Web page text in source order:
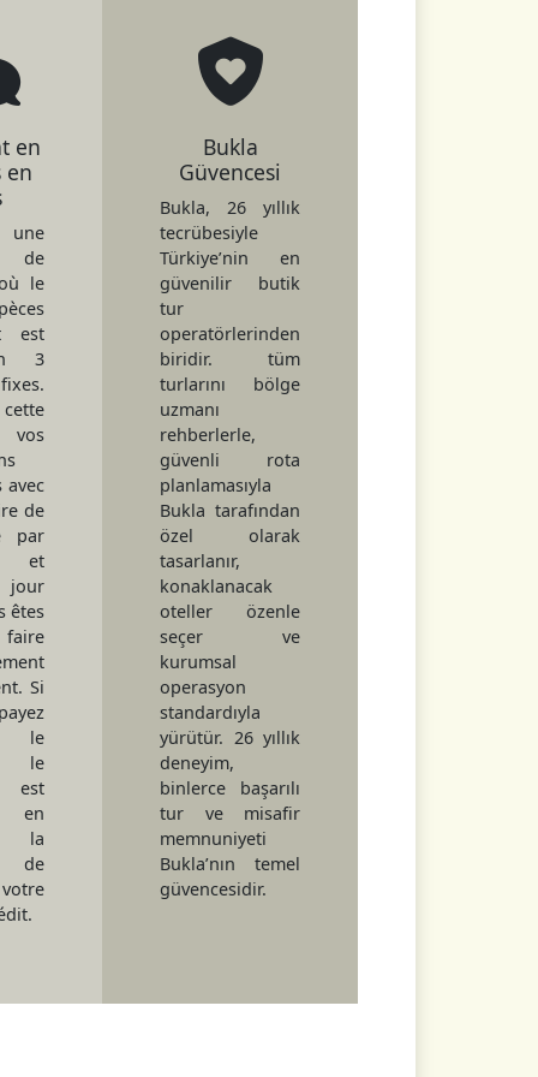
en
en
une
de
le
est
3
vos
avec
de
par
et
jour
êtes
Si
le
le
est
en
la
de
Bukla
Güvencesi
Bukla, 26 yıllık
tecrübesiyle
Türkiye’nin en
güvenilir butik
tur
operatörlerinden
biridir. tüm
turlarını bölge
uzmanı
rehberlerle,
güvenli rota
planlamasıyla
Bukla tarafından
özel olarak
tasarlanır,
konaklanacak
oteller özenle
seçer ve
kurumsal
operasyon
standardıyla
yürütür. 26 yıllık
deneyim,
binlerce başarılı
tur ve misafir
memnuniyeti
Bukla’nın temel
güvencesidir.